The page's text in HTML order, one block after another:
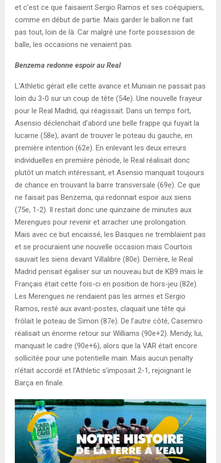
et c’est ce que faisaient Sergio Ramos et ses coéquipiers,
comme en début de partie. Mais garder le ballon ne fait
pas tout, loin de là. Car malgré une forte possession de
balle, les occasions ne venaient pas.
Benzema redonne espoir au Real
L’Athletic gérait elle cette avance et Muniain ne passait pas
loin du 3-0 sur un coup de tête (54e). Une nouvelle frayeur
pour le Real Madrid, qui réagissait. Dans un temps fort,
Asensio déclenchait d’abord une belle frappe qui fuyait la
lucarne (58e), avant de trouver le poteau du gauche, en
première intention (62e). En enlevant les deux erreurs
individuelles en première période, le Real réalisait donc
plutôt un match intéressant, et Asensio manquait toujours
de chance en trouvant la barre transversale (69e). Ce que
ne faisait pas Benzema, qui redonnait espoir aux siens
(75e, 1-2). Il restait donc une quinzaine de minutes aux
Merengues pour revenir et arracher une prolongation.
Mais avec ce but encaissé, les Basques ne tremblaient pas
et se procuraient une nouvelle occasion mais Courtois
sauvait les siens devant Villalibre (80e). Derrière, le Real
Madrid pensait égaliser sur un nouveau but de KB9 mais le
Français était cette fois-ci en position de hors-jeu (82e).
Les Merengues ne rendaient pas les armes et Sergio
Ramos, resté aux avant-postes, claquait une tête qui
frôlait le poteau de Simon (87e). De l’autre côté, Casemiro
réalisait un énorme retour sur Williams (90e+2). Mendy, lui,
manquait le cadre (90e+6), alors que la VAR était encore
sollicitée pour une potentielle main. Mais aucun penalty
n’était accordé et l’Athletic s’imposait 2-1, rejoignant le
Barça en finale.